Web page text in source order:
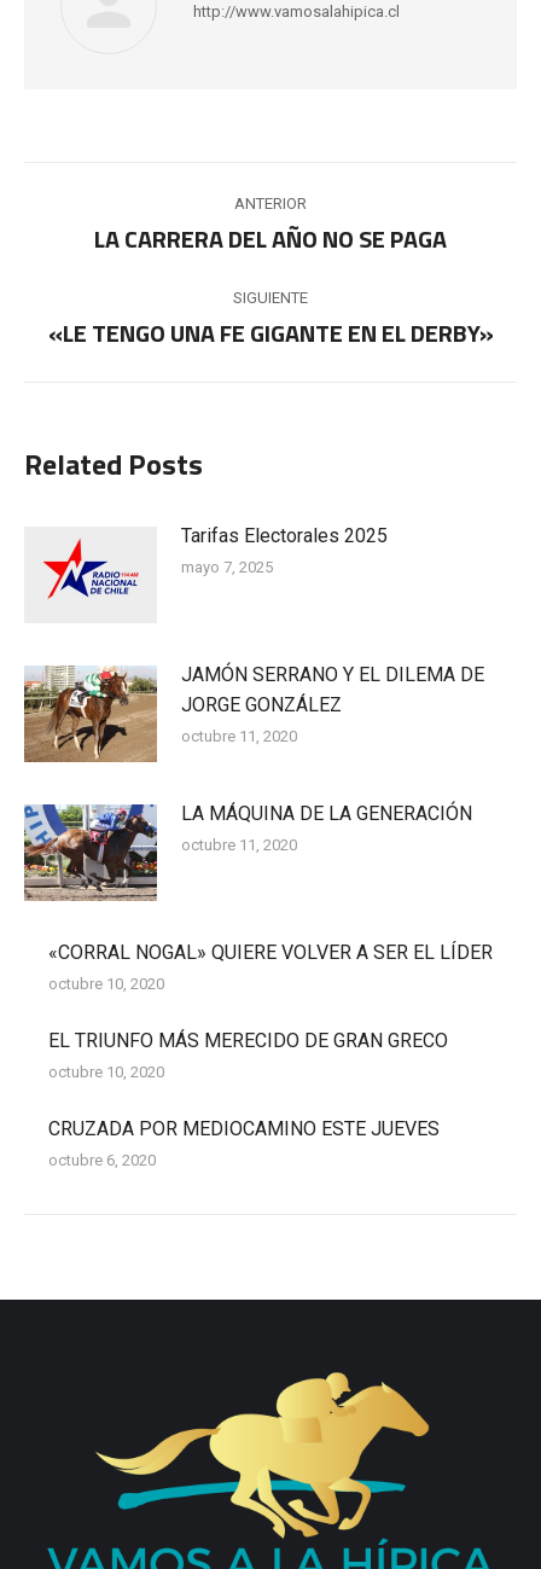
http://www.vamosalahipica.cl
entre
publicaciones
ANTERIOR
Publicación
LA CARRERA DEL AÑO NO SE PAGA
SIGUIENTE
Publicación
«LE TENGO UNA FE GIGANTE EN EL DERBY»
Related Posts
Tarifas Electorales 2025
mayo 7, 2025
JAMÓN SERRANO Y EL DILEMA DE
JORGE GONZÁLEZ
octubre 11, 2020
LA MÁQUINA DE LA GENERACIÓN
octubre 11, 2020
«CORRAL NOGAL» QUIERE VOLVER A SER EL LÍDER
octubre 10, 2020
EL TRIUNFO MÁS MERECIDO DE GRAN GRECO
octubre 10, 2020
CRUZADA POR MEDIOCAMINO ESTE JUEVES
octubre 6, 2020